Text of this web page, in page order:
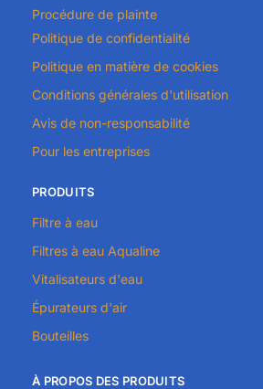
Procédure de plainte
Politique de confidentialité
Politique en matière de cookies
Conditions générales d'utilisation
Avis de non-responsabilité
Pour les entreprises
PRODUITS
Filtre à eau
Filtres à eau Aqualine
Vitalisateurs d'eau
Épurateurs d'air
Bouteilles
À PROPOS DES PRODUITS